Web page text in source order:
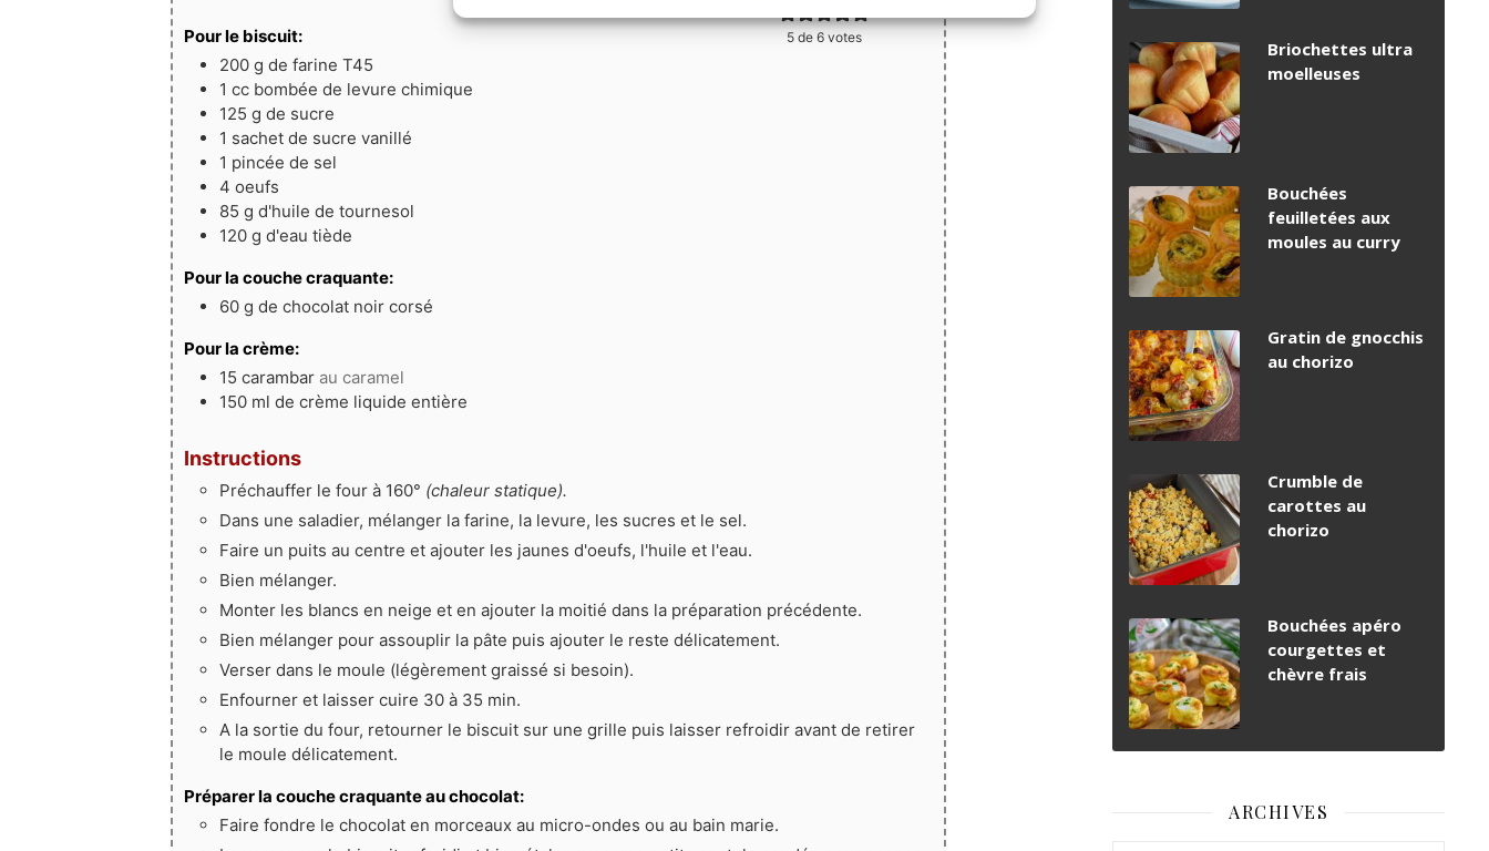
5de 6votes
Pour le biscuit:
200 g de farine T45
1 cc bombée de levure chimique
125 g de sucre
1 sachet de sucre vanillé
1 pincée de sel
4 oeufs
85 g d'huile de tournesol
120 g d'eau tiède
Pour la couche craquante:
60 g de chocolat noir corsé
Pour la crème:
15 carambar au caramel
150 ml de crème liquide entière
Instructions
Préchauffer le four à 160° (chaleur statique).
Dans une saladier, mélanger la farine, la levure, les sucres et le sel.
Faire un puits au centre et ajouter les jaunes d'oeufs, l'huile et l'eau.
Bien mélanger.
Monter les blancs en neige et en ajouter la moitié dans la préparation précédente.
Bien mélanger pour assouplir la pâte puis ajouter le reste délicatement.
Verser dans le moule (légèrement graissé si besoin).
Enfourner et laisser cuire 30 à 35 min.
A la sortie du four, retourner le biscuit sur une grille puis laisser refroidir avant de retirer
le moule délicatement.
Préparer la couche craquante au chocolat:
Faire fondre le chocolat en morceaux au micro-ondes ou au bain marie.
Briochettes ultra
moelleuses
Bouchées
feuilletées aux
moules au curry
Gratin de gnocchis
au chorizo
Crumble de
carottes au
chorizo
Bouchées apéro
courgettes et
chèvre frais
ARCHIVES